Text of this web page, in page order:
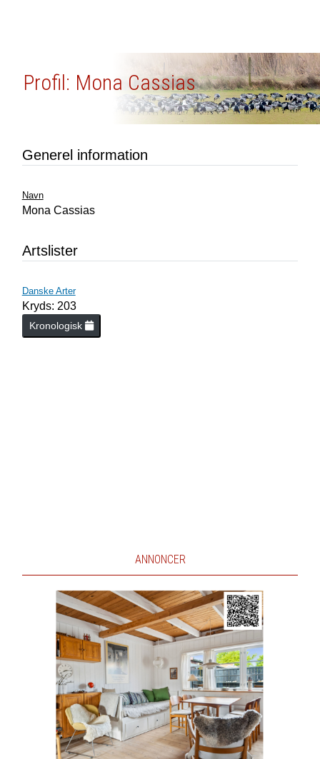
Profil: Mona Cassias
Generel information
Navn
Mona Cassias
Artslister
Danske Arter
Kryds: 203
Kronologisk
ANNONCER